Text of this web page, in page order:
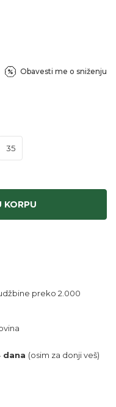
Obavesti me o sniženju
35
KORPU
preko 2.000
dana (osim za donji veš)